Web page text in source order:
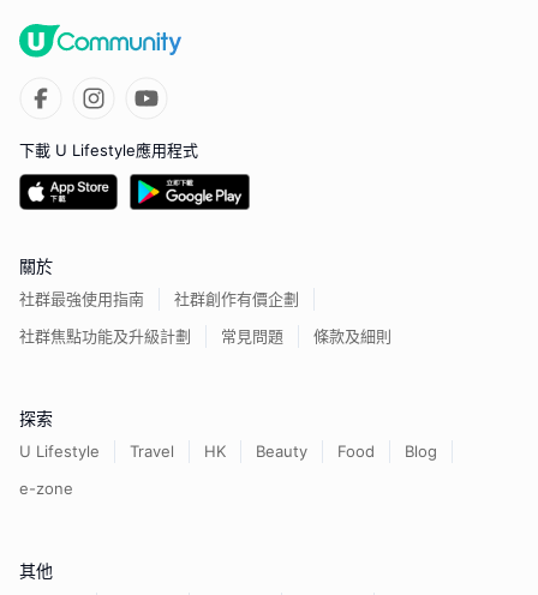
下載 U Lifestyle應用程式
關於
社群最強使用指南
社群創作有價企劃
社群焦點功能及升級計劃
常見問題 條款及細則
探索
U Lifestyle Travel HK Beauty Food
Blog
e-zone
其他